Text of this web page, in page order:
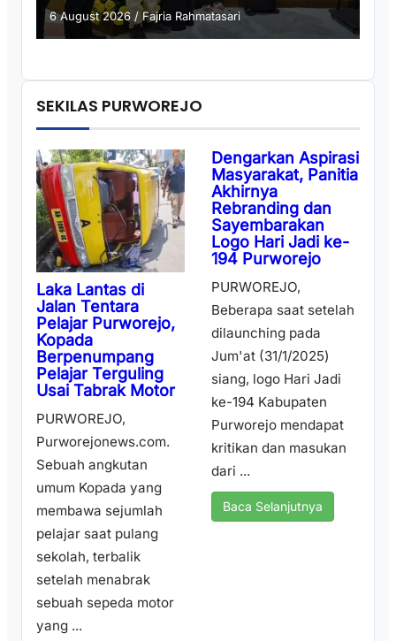
6 August 2026 /Fajria Rahmatasari
SEKILAS PURWOREJO
Laka Lantas di
Jalan Tentara
Pelajar Purworejo,
Kopada
Berpenumpang
Pelajar Terguling
Usai Tabrak Motor
PURWOREJO,
Purworejonews.com.
Sebuah angkutan
umum Kopada yang
membawa sejumlah
pelajar saat pulang
sekolah, terbalik
setelah menabrak
sebuah sepeda motor
yang ...
Dengarkan Aspirasi
Masyarakat, Panitia
Akhirnya
Rebranding dan
Sayembarakan
Logo Hari Jadi ke-
194 Purworejo
PURWOREJO,
Beberapa saat setelah
dilaunching pada
Jum'at (31/1/2025)
siang, logo Hari Jadi
ke-194 Kabupaten
Purworejo mendapat
kritikan dan masukan
dari ...
Baca Selanjutnya